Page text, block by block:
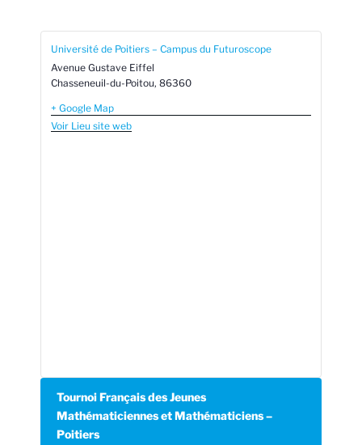
Université de Poitiers – Campus du Futuroscope
Avenue Gustave Eiffel
Chasseneuil-du-Poitou, 86360
+ Google Map
Voir Lieu site web
Tournoi Français des Jeunes
Mathématiciennes et Mathématiciens –
Poitiers